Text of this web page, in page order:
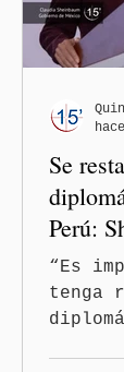
Se
Perú:
“Es
tenga